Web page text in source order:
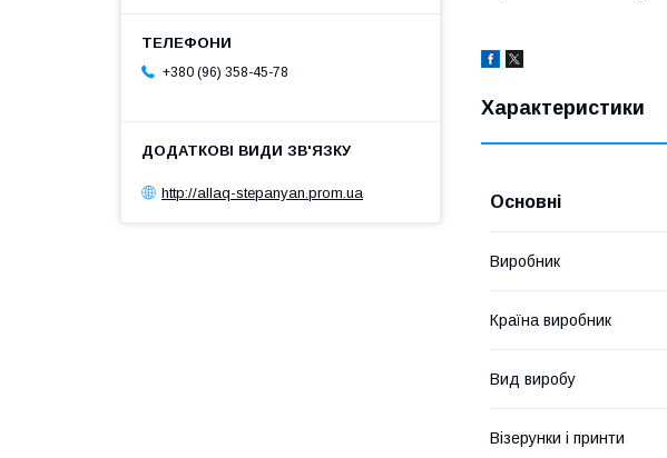
Характеристики
Основні
Виробник
Країна виробник
Вид виробу
Візерунки і принти
+380 (96) 358-45-78
http://allaq-stepanyan.prom.ua